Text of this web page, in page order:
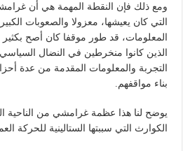
ومع ذلك فإن النقطة المهمة هي أن
التي كان يعيشها، معزولا والصعوبات
المعلومات، قد طور موقفا كان أصح
الذين كانوا منخرطين في النضال
التجربة والمعلومات المقدمة من عدة
بناء مواقفهم.
يوضح لنا هذا عظمة غرامشي من الناحية
الكوارث التي سببتها الستالينية للحركة